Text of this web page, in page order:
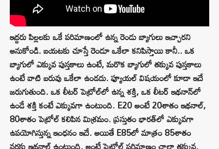
ఇద్దరు పిల్లలకు ఒకే పరిమాణంలో ఉన్న రెండు బ్యాగులు ఇచ్చారని
అనుకోండి. బయటకు చూస్తే రెండూ ఒకేలా కనిపిస్తాయి కానీ.. ఒక
బ్యాగులో ఎక్కువ పుస్తకాలు ఉంటే, మరొక బ్యాగులో తక్కువ పుస్తకాలు
ఉంటే వాటి బరువు ఒకేలా ఉండదు. ఫ్యూయల్‌ విషయంలో కూడా ఇదే
జరుగుతుంది. ఒక లీటర్ పెట్రోల్‌లో ఉన్న శక్తి, ఒక లీటర్ ఇథనాన్‌లో
ఉండే శక్తి కంటే ఎక్కువగా ఉంటుంది. E20 అంటే 20శాతం ఇథనాల్,
80శాతం పెట్రోల్ కలిపిన మిశ్రమం. ప్రస్తుతం భారత్‌లో ఎక్కువగా
ఉపయోగిస్తున్న ఇంధనం ఇదే. అయితే E85లో మాత్రం 85శాతం